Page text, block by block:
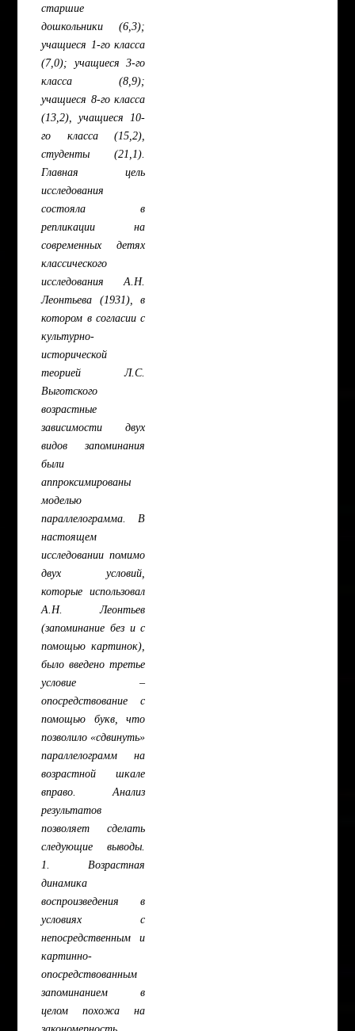
старшие
дошкольники (6,3);
учащиеся 1-го класса
(7,0); учащиеся 3-го
класса (8,9);
учащиеся 8-го класса
(13,2), учащиеся 10-
го класса (15,2),
студенты (21,1).
Главная цель
исследования
состояла в
репликации на
современных детях
классического
исследования А.Н.
Леонтьева (1931), в
котором в согласии с
культурно-
исторической
теорией Л.С.
Выготского
возрастные
зависимости двух
видов запоминания
были
аппроксимированы
моделью
параллелограмма. В
настоящем
исследовании помимо
двух условий,
которые использовал
А.Н. Леонтьев
(запоминание без и с
помощью картинок),
было введено третье
условие –
опосредствование с
помощью букв, что
позволило «сдвинуть»
параллелограмм на
возрастной шкале
вправо. Анализ
результатов
позволяет сделать
следующие выводы.
1. Возрастная
динамика
воспроизведения в
условиях с
непосредственным и
картинно-
опосредствованным
запоминанием в
целом похожа на
закономерность,